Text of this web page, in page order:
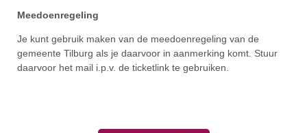
Meedoenregeling
Je kunt gebruik maken van de meedoenregeling van de
gemeente Tilburg als je daarvoor in aanmerking komt. Stuur
daarvoor het mail i.p.v. de ticketlink te gebruiken.